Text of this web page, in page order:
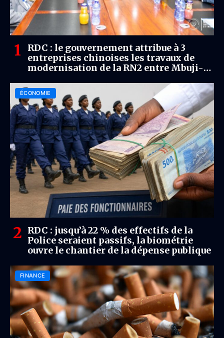
RDC : le gouvernement attribue à 3
entreprises chinoises les travaux de
modernisation de la RN2 entre Mbuji-
ÉCONOMIE
RDC : jusqu’à 22 % des effectifs de la
Police seraient passifs, la biométrie
ouvre le chantier de la dépense publique
FINANCE